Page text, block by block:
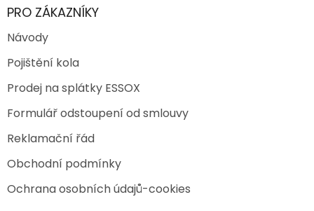
PRO ZÁKAZNÍKY
Návody
Pojištění kola
Prodej na splátky ESSOX
Formulář odstoupení od smlouvy
Reklamační řád
Obchodní podmínky
Ochrana osobních údajů-cookies